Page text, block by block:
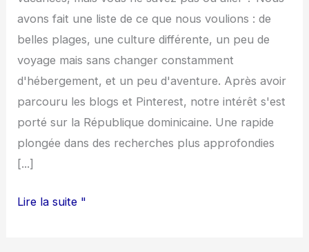
avons fait une liste de ce que nous voulions : de
belles plages, une culture différente, un peu de
voyage mais sans changer constamment
d'hébergement, et un peu d'aventure. Après avoir
parcouru les blogs et Pinterest, notre intérêt s'est
porté sur la République dominicaine. Une rapide
plongée dans des recherches plus approfondies
[...]
Lire la suite "